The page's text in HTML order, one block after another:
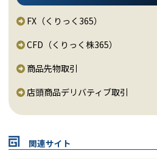
FX（くりっく365）
CFD（くりっく株365）
商品先物取引
店頭商品デリバティブ取引
関連サイト